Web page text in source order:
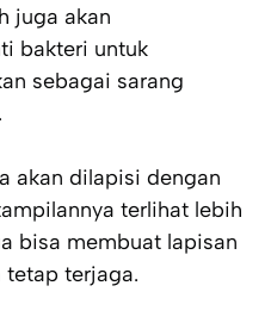
juga akan
bakteri untuk
sebagai sarang
akan dilapisi dengan
terlihat lebih
bisa membuat lapisan
tetap terjaga.